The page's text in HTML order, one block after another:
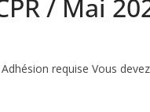
/ Mai
requise Vous